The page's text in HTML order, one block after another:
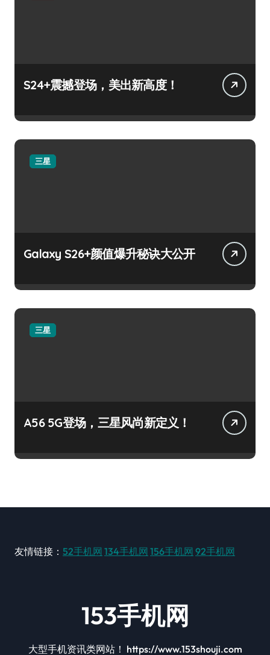
S24+震撼登场，美出新高度！
三星
Galaxy S26+颜值爆升秘诀大公开
三星
A56 5G登场，三星风尚新定义！
友情链接： 52手机网 134手机网 156手机网 92手机网
153手机网
大型手机资讯类网站！ https://www.153shouji.com